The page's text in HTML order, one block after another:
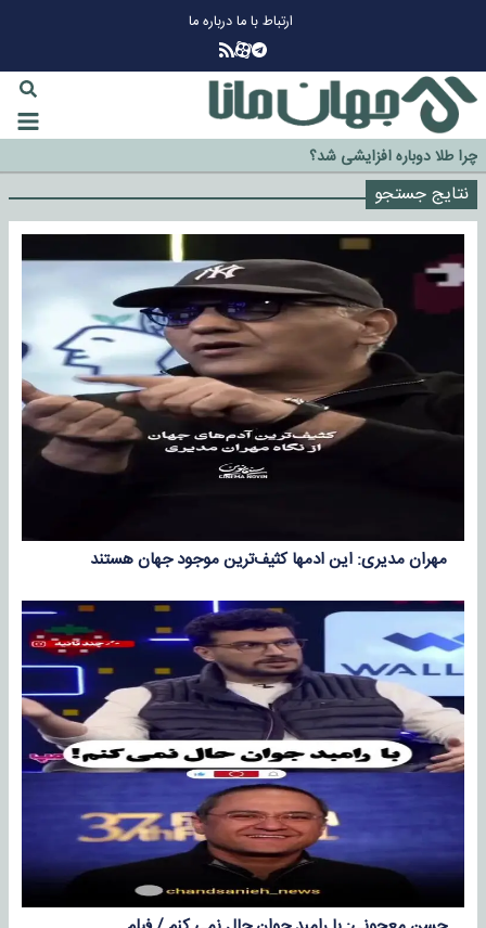
ارتباط با مادرباره ما
چرا طلا دوباره افزایشی شد؟
گزینه جدایی اوسمار روی میز مدیران پرسپولیس
آیا رئیس جمهور آمریکا قانون را دور می‌زند؟
اخراج رسمی چهره نامدار از پرسپولیس
سازمان اطلاعات سپاه: پروژه دولت ترامپ برای مهار چین، روسیه و اروپا شکست
خورد
نتایج جستجو
مهران مدیری: این ادمها کثیف‌ترین موجود جهان هستند